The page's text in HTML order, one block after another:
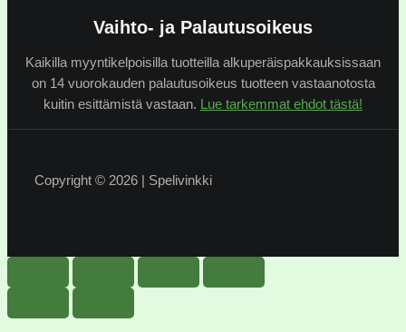
Vaihto- ja Palautusoikeus
Kaikilla myyntikelpoisilla tuotteilla alkuperäispakkauksissaan
on 14 vuorokauden palautusoikeus tuotteen vastaanotosta
kuitin esittämistä vastaan. Lue tarkemmat ehdot tästä!
Copyright © 2026 | Spelivinkki